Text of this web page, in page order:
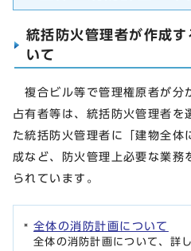
統括防火管理者が作成
いて
複合ビル等で管理権原者が分
占有者等は、統括防火管理者を
た統括防火管理者に「建物全体
成など、防火管理上必要な業務
られています。
全体の消防計画について
全体の消防計画について、詳